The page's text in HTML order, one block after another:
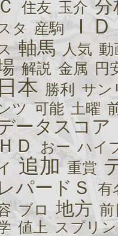
Ｃ 住友 玉介 分
タ 産駒 ＩＤ
軸馬 人気 動
解説 金属 円
本 勝利
サン
ツ 可能 土曜
ータスコア
Ｄ おー ハイ
追加 重賞
パードＳ
有
ブロ 地方 前
値上 スプリ